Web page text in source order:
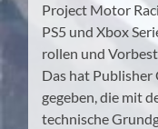
Project Motor
PS5 und Xbox
rollen und
Das hat Publisher
gegeben, die mit
technische